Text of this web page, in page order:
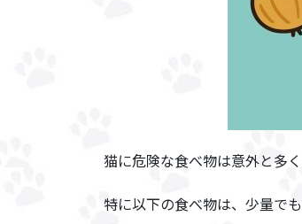
猫に危険な食べ物は意外と多
特に以下の食べ物は、少量で